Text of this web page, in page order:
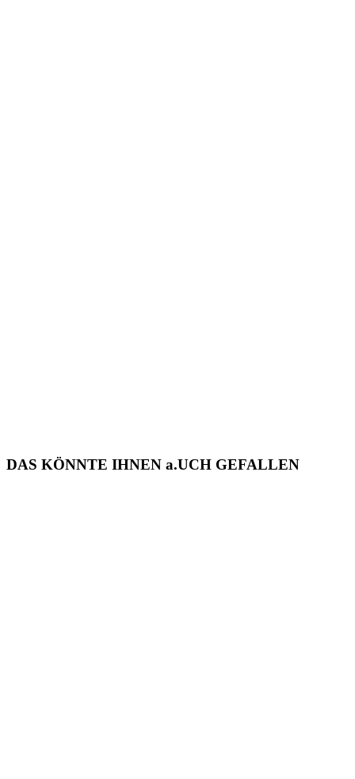
DAS KÖNNTE IHNEN a.UCH GEFALLEN